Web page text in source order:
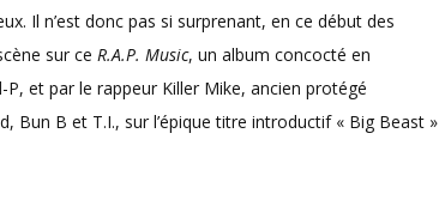
Il n’est donc pas si surprenant, en ce début des
sur ce R.A.P. Music, un album concocté en
et par le rappeur Killer Mike, ancien protégé
Bun B et T.I., sur l’épique titre introductif « Big Beast »